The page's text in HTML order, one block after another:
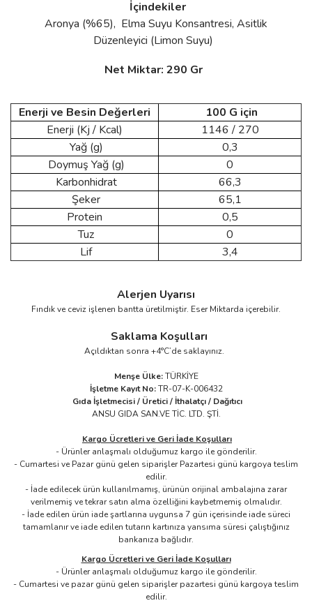
İçindekiler
Aronya (%65), Elma Suyu Konsantresi, Asitlik
Düzenleyici (Limon Suyu)
Net Miktar: 290 Gr
Enerji ve Besin Değerleri
100 G için
Enerji (Kj / Kcal)
1146 / 270
Yağ (g)
0,3
Doymuş Yağ (g)
0
Karbonhidrat
66,3
Şeker
65,1
Protein
0,5
Tuz
0
Lif
3,4
Alerjen Uyarısı
Fındık ve ceviz işlenen bantta üretilmiştir. Eser Miktarda içerebilir.
Saklama Koşulları
Açıldıktan sonra +4°C’de saklayınız.
Menşe Ülke:TÜRKİYE
İşletme Kayıt No:TR-07-K-006432
Gıda İşletmecisi / Üretici / İthalatçı / Dağıtıcı
ANSU GIDA SAN.VE TİC. LTD. ŞTİ.
Kargo Ücretleri ve Geri İade Koşulları
- Ürünler anlaşmalı olduğumuz kargo ile gönderilir.​
- Cumartesi ve Pazar günü gelen siparişler Pazartesi günü kargoya teslim
edilir.
- İade edilecek ürün kullanılmamış, ürünün orijinal ambalajına zarar
verilmemiş ve tekrar satın alma özelliğini kaybetmemiş olmalıdır.
- İade edilen ürün iade şartlarına uygunsa 7 gün içerisinde iade süreci
tamamlanır ve iade edilen tutarın kartınıza yansıma süresi çalıştığınız
bankanıza bağlıdır.
Kargo Ücretleri ve Geri İade Koşulları
- Ürünler anlaşmalı olduğumuz kargo ile gönderilir.
- Cumartesi ve pazar günü gelen siparişler pazartesi günü kargoya teslim
edilir.